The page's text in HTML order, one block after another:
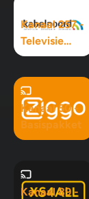
Kanaal 257 -
Televisie
Maximaal
Kanaal 50 -
Basispakket
Kanaal 89 -